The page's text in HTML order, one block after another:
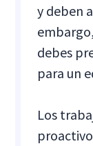
y deben
debes
para un
Los